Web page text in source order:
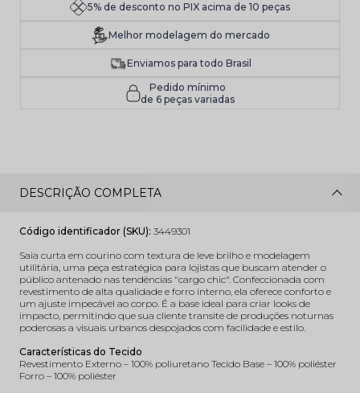
5% de desconto no PIX acima de 10 peças
Melhor modelagem do mercado
Enviamos para todo Brasil
Pedido mínimo
de 6 peças variadas
DESCRIÇÃO COMPLETA
Código identificador (SKU): 3449301
Saia curta em courino com textura de leve brilho e modelagem
utilitária, uma peça estratégica para lojistas que buscam atender o
público antenado nas tendências "cargo chic". Confeccionada com
revestimento de alta qualidade e forro interno, ela oferece conforto e
um ajuste impecável ao corpo. É a base ideal para criar looks de
impacto, permitindo que sua cliente transite de produções noturnas
poderosas a visuais urbanos despojados com facilidade e estilo.
Características do Tecido
Revestimento Externo – 100% poliuretano Tecido Base – 100% poliéster
Forro – 100% poliéster